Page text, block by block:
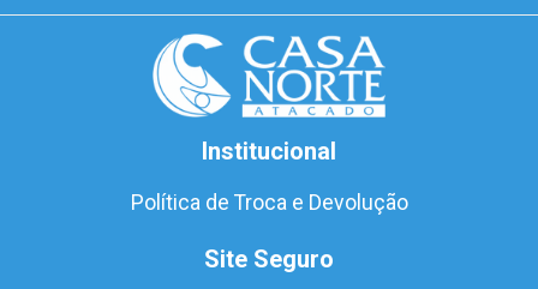
Institucional
Política de Troca e Devolução
Site Seguro